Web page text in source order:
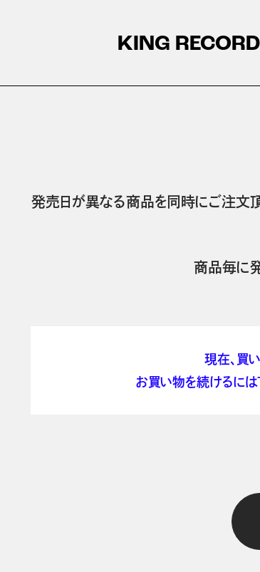
KING
発売日が異なる商品を同時にご注文
商品毎に
現在、買
お買い物を続けるには